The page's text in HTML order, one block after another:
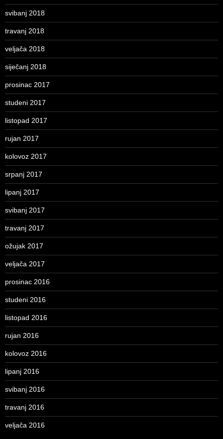
svibanj 2018
travanj 2018
veljača 2018
siječanj 2018
prosinac 2017
studeni 2017
listopad 2017
rujan 2017
kolovoz 2017
srpanj 2017
lipanj 2017
svibanj 2017
travanj 2017
ožujak 2017
veljača 2017
prosinac 2016
studeni 2016
listopad 2016
rujan 2016
kolovoz 2016
lipanj 2016
svibanj 2016
travanj 2016
veljača 2016